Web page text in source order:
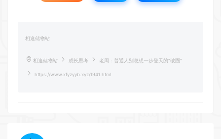
相逢储物站
相逢储物站 成长思考 老周：普通人别总想一步登天的“破圈”
https://www.xfyzyyb.xyz/1941.html